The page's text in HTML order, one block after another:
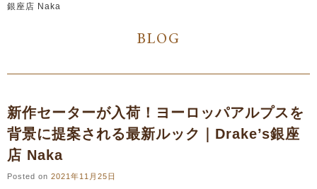
銀座店 Naka
BLOG
新作セーターが入荷！ヨーロッパアルプスを
背景に提案される最新ルック｜Drake’s銀座
店 Naka
Posted on 2021年11月25日